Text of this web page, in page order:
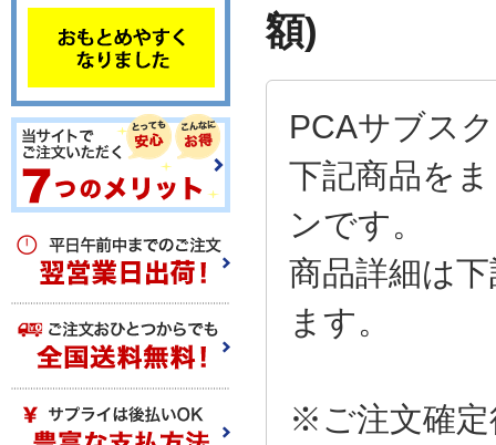
額)
PCAサブス
下記商品を
ンです。
商品詳細は
ます。
※ご注文確定